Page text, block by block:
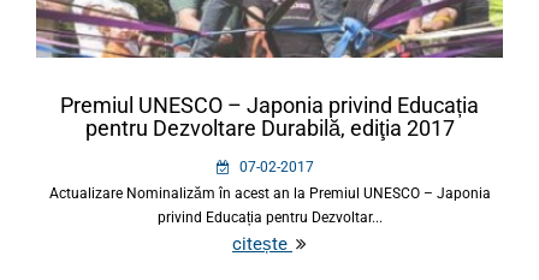
Premiul UNESCO – Japonia privind Educația
pentru Dezvoltare Durabilă, ediţia 2017
07-02-2017
Actualizare Nominalizăm în acest an la Premiul UNESCO – Japonia
privind Educația pentru Dezvoltar...
citește